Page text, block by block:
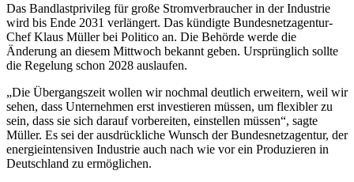
Das Bandlastprivileg für große Stromverbraucher in der Industrie
wird bis Ende 2031 verlängert. Das kündigte Bundesnetzagentur-
Chef Klaus Müller bei Politico an. Die Behörde werde die
Änderung an diesem Mittwoch bekannt geben. Ursprünglich sollte
die Regelung schon 2028 auslaufen.
„Die Übergangszeit wollen wir nochmal deutlich erweitern, weil wir
sehen, dass Unternehmen erst investieren müssen, um flexibler zu
sein, dass sie sich darauf vorbereiten, einstellen müssen“, sagte
Müller. Es sei der ausdrückliche Wunsch der Bundesnetzagentur, der
energieintensiven Industrie auch nach wie vor ein Produzieren in
Deutschland zu ermöglichen.